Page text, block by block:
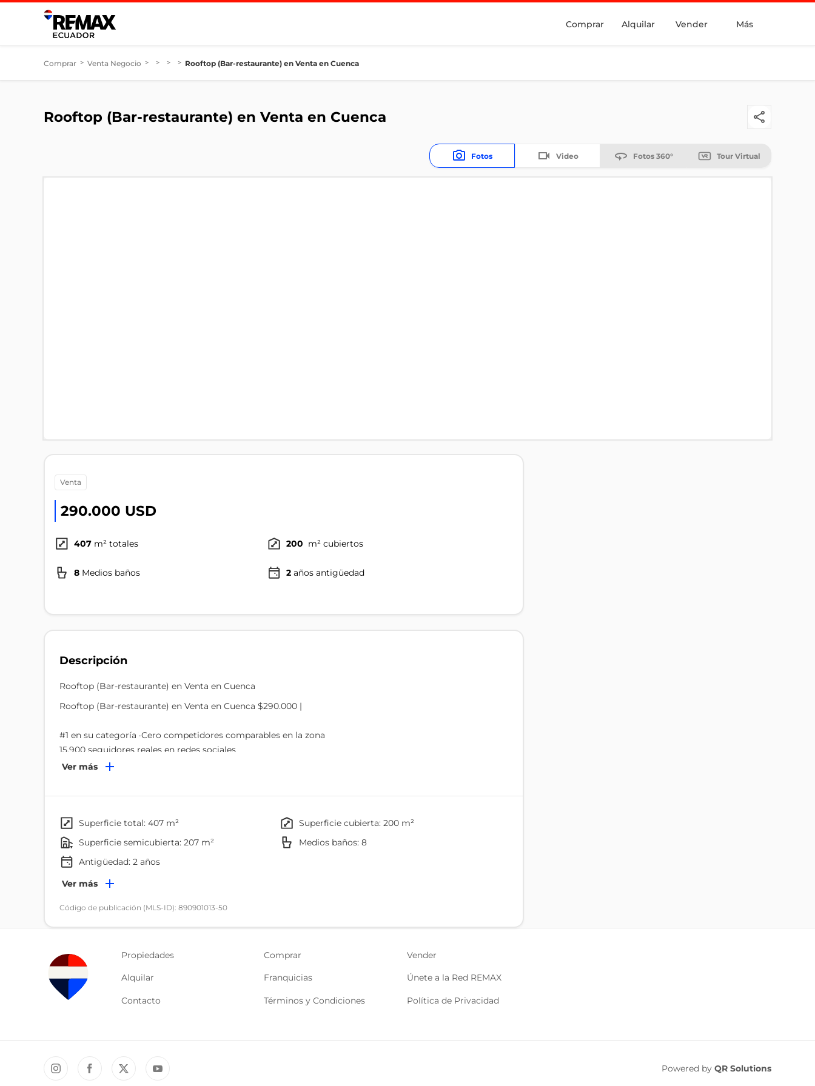
Comprar Alquilar Vender Más
Comprar > Venta Negocio > > > > Rooftop (Bar-restaurante) en Venta en Cuenca
Rooftop (Bar-restaurante) en Venta en Cuenca
Fotos Video Fotos 360° Tour Virtual
venta
290.000 USD
407 m² totales 200 m² cubiertos
8 Medios baños 2 años antigüedad
Descripción
Rooftop (Bar-restaurante) en Venta en Cuenca
Rooftop (Bar-restaurante) en Venta en Cuenca $290.000 |
#1 en su categoría ·Cero competidores comparables en la zona
15,900 seguidores reales en redes sociales
Centro Histórico de Cuenca, Ecuador
Ver más
superficie total: 407 m²
superficie cubierta: 200 m²
superficie semicubierta: 207 m²
Medios baños: 8
Antigüedad: 2 años
Ambientes
Balcón
Ver más
Código de publicación (MLS-ID): 890901013-50
Propiedades Comprar Vender
Alquilar Franquicias Únete a la Red REMAX
Contacto Términos y Condiciones Política de Privacidad
Powered by QR Solutions